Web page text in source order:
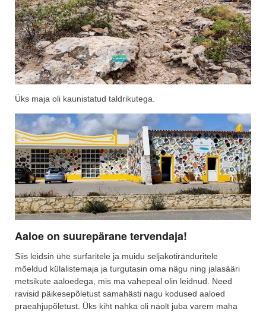
Üks maja oli kaunistatud taldrikutega.
Aaloe on suurepärane tervendaja!
Siis leidsin ühe surfaritele ja muidu seljakotiränduritele
mõeldud külalistemaja ja turgutasin oma nägu ning jalasääri
metsikute aaloedega, mis ma vahepeal olin leidnud. Need
ravisid päikesepõletust samahästi nagu kodused aaloed
praeahjupõletust. Üks kiht nahka oli näolt juba varem maha